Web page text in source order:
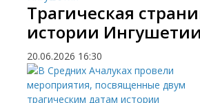
Трагическая
истории Ингушетии
20.06.2026 16:30